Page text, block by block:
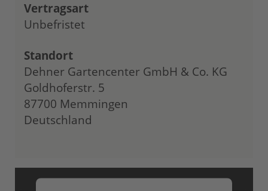
Vertragsart
Unbefristet
Standort
Dehner Gartencenter GmbH & Co. KG
Goldhoferstr. 5
87700 Memmingen
Deutschland